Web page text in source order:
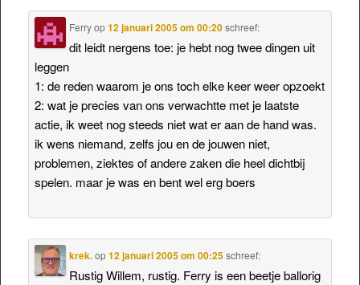
Ferryop12 januari 2005 om 00:20 schreef:
dit leidt nergens toe: je hebt nog twee dingen uit
leggen
1: de reden waarom je ons toch elke keer weer opzoekt
2: wat je precies van ons verwachtte met je laatste
actie, ik weet nog steeds niet wat er aan de hand was.
ik wens niemand, zelfs jou en de jouwen niet,
problemen, ziektes of andere zaken die heel dichtbij
spelen. maar je was en bent wel erg boers
krek.op12 januari 2005 om 00:25 schreef:
Rustig Willem, rustig. Ferry is een beetje ballorig